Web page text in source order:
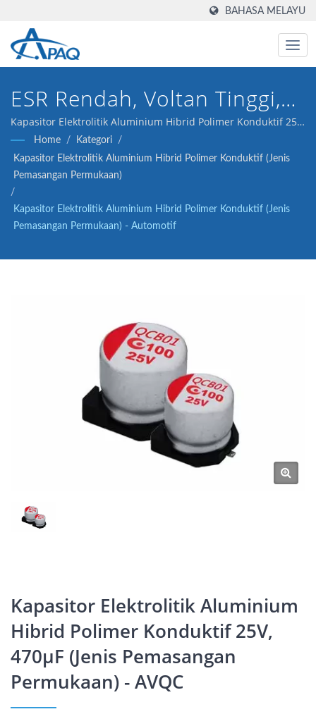
BAHASA MELAYU
ESR Rendah, Voltan Tinggi,
Kebolehpercayaan Tinggi,
AEC-Q200
Kapasitor Elektrolitik Aluminium Hibrid Polimer Konduktif 25V
470μF ESR 20 kami direka untuk memenuhi aplikasi
automotif.
Home / Kategori
/
Kapasitor Elektrolitik Aluminium Hibrid Polimer Konduktif (Jenis
Pemasangan Permukaan)
/
Kapasitor Elektrolitik Aluminium Hibrid Polimer Konduktif (Jenis
Pemasangan Permukaan) - Automotif
Kapasitor Elektrolitik Aluminium
Hibrid Polimer Konduktif 25V,
470μF (Jenis Pemasangan
Permukaan) - AVQC